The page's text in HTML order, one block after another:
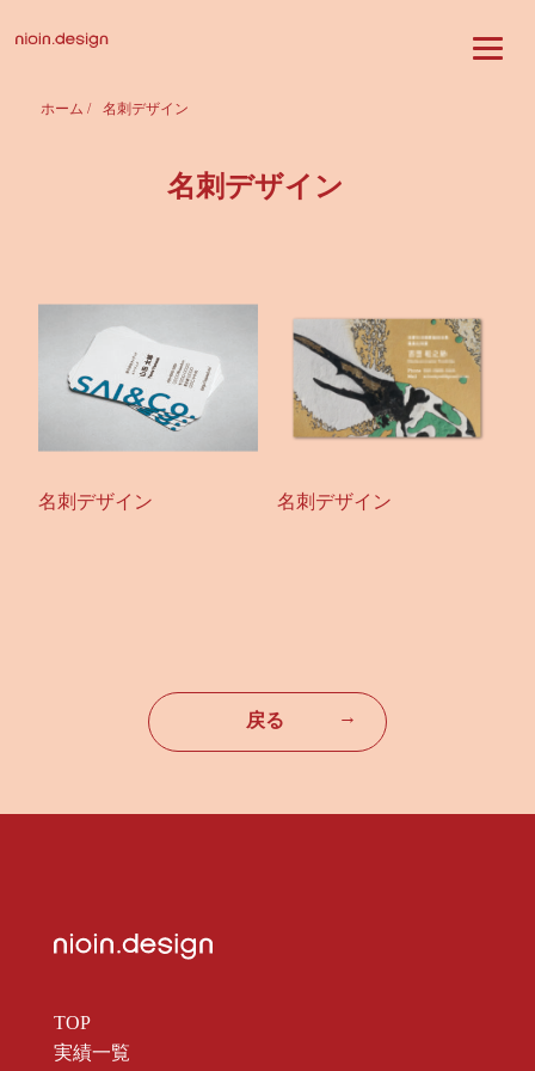
ホーム / 名刺デザイン
名刺デザイン
名刺デザイン 名刺デザイン
戻る →
TOP
実績一覧